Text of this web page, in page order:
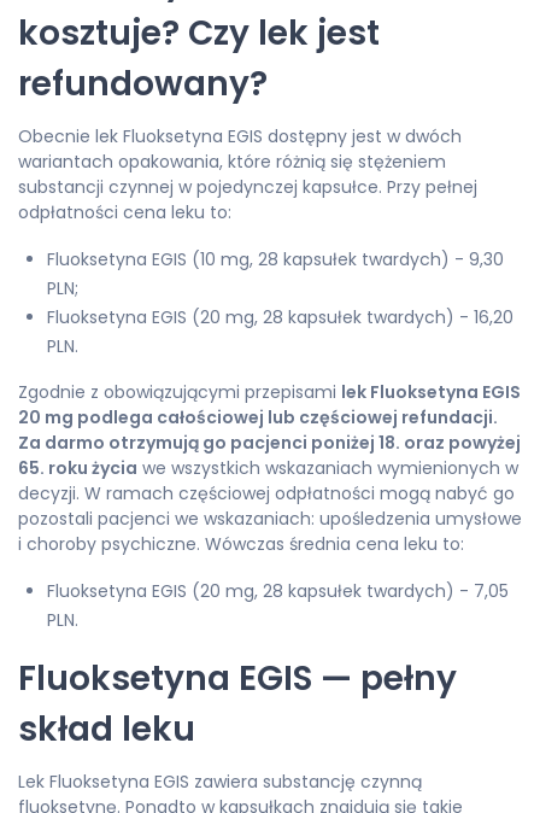
kosztuje? Czy lek jest
refundowany?
Obecnie lek Fluoksetyna EGIS dostępny jest w dwóch
wariantach opakowania, które różnią się stężeniem
substancji czynnej w pojedynczej kapsułce. Przy pełnej
odpłatności cena leku to:
Fluoksetyna EGIS (10 mg, 28 kapsułek twardych) - 9,30
PLN;
Fluoksetyna EGIS (20 mg, 28 kapsułek twardych) - 16,20
PLN.
Zgodnie z obowiązującymi przepisami lek Fluoksetyna EGIS
20 mg podlega całościowej lub częściowej refundacji.
Za darmo otrzymują go pacjenci poniżej 18. oraz powyżej
65. roku życia we wszystkich wskazaniach wymienionych w
decyzji. W ramach częściowej odpłatności mogą nabyć go
pozostali pacjenci we wskazaniach: upośledzenia umysłowe
i choroby psychiczne. Wówczas średnia cena leku to:
Fluoksetyna EGIS (20 mg, 28 kapsułek twardych) - 7,05
PLN.
Fluoksetyna EGIS — pełny
skład leku
Lek Fluoksetyna EGIS zawiera substancję czynną
fluoksetynę. Ponadto w kapsułkach znajdują się takie